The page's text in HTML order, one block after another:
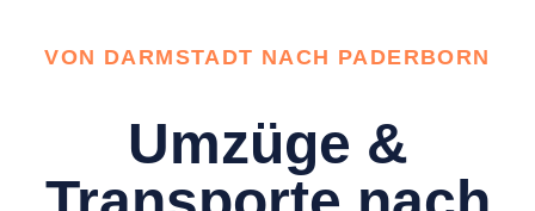
VON DARMSTADT NACH PADERBORN
Umzüge &